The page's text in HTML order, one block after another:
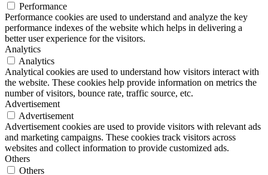
Performance
Performance cookies are used to understand and analyze the key
performance indexes of the website which helps in delivering a
better user experience for the visitors.
Analytics
Analytics
Analytical cookies are used to understand how visitors interact with
the website. These cookies help provide information on metrics the
number of visitors, bounce rate, traffic source, etc.
Advertisement
Advertisement
Advertisement cookies are used to provide visitors with relevant ads
and marketing campaigns. These cookies track visitors across
websites and collect information to provide customized ads.
Others
Others